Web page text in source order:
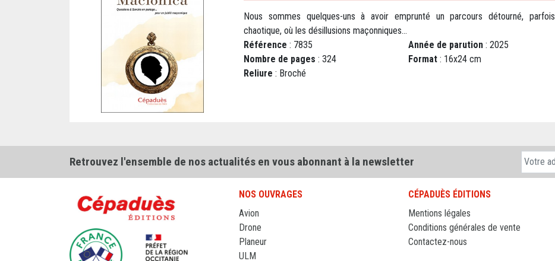
Nous sommes quelques-uns à avoir emprunté un parcours détourné, parfois
chaotique, où les désillusions maçonniques...
Référence : 7835 Année de parution : 2025
Nombre de pages : 324 Format : 16x24 cm
Reliure : Broché
Retrouvez l'ensemble de nos actualités en vous abonnant à la newsletter
NOS OUVRAGES
Avion
Drone
Planeur
ULM
CÉPADUÈS ÉDITIONS
Mentions légales
Conditions générales de vente
Contactez-nous